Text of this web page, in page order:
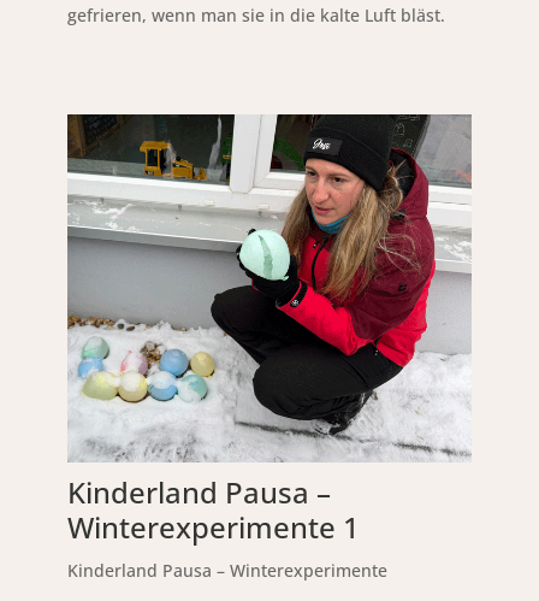
gefrieren, wenn man sie in die kalte Luft bläst.
Kinderland Pausa –
Winterexperimente 1
Kinderland Pausa – Winterexperimente